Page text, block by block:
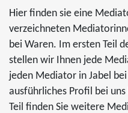
Hier finden sie eine
verzeichneten
bei Waren. Im ersten Teil
stellen wir Ihnen jede
jeden Mediator in Jabel
ausführliches Profil bei
Teil finden Sie weitere